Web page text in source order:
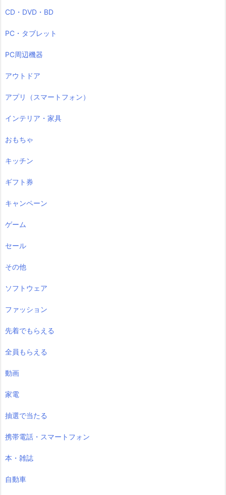
CD・DVD・BD
PC・タブレット
PC周辺機器
アウトドア
アプリ（スマートフォン）
インテリア・家具
おもちゃ
キッチン
ギフト券
キャンペーン
ゲーム
セール
その他
ソフトウェア
ファッション
先着でもらえる
全員もらえる
動画
家電
抽選で当たる
携帯電話・スマートフォン
本・雑誌
自動車